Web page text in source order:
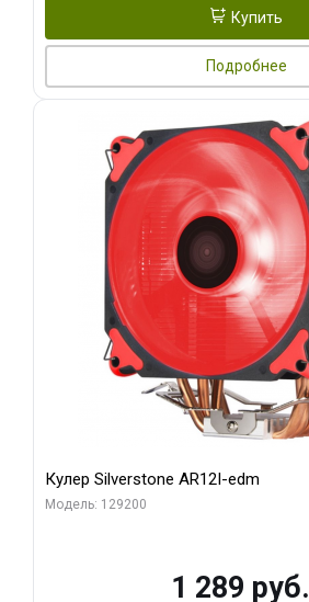
Купить
Подробнее
Кулер Silverstone AR12I-edm
Модель: 129200
1 289 руб.